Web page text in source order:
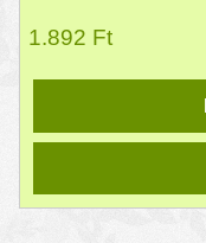
1.892 Ft